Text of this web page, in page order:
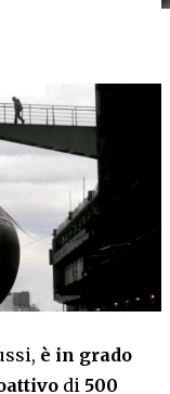
è in grado
di 500